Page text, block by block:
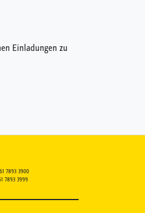
Einladungen zu
7893 3900
7893 3999